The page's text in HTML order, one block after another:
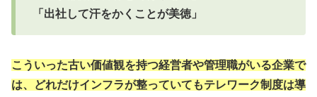
「出社して汗をかくことが美徳」
こういった古い価値観を持つ経営者や管理職がいる企業で
は、どれだけインフラが整っていてもテレワーク制度は導